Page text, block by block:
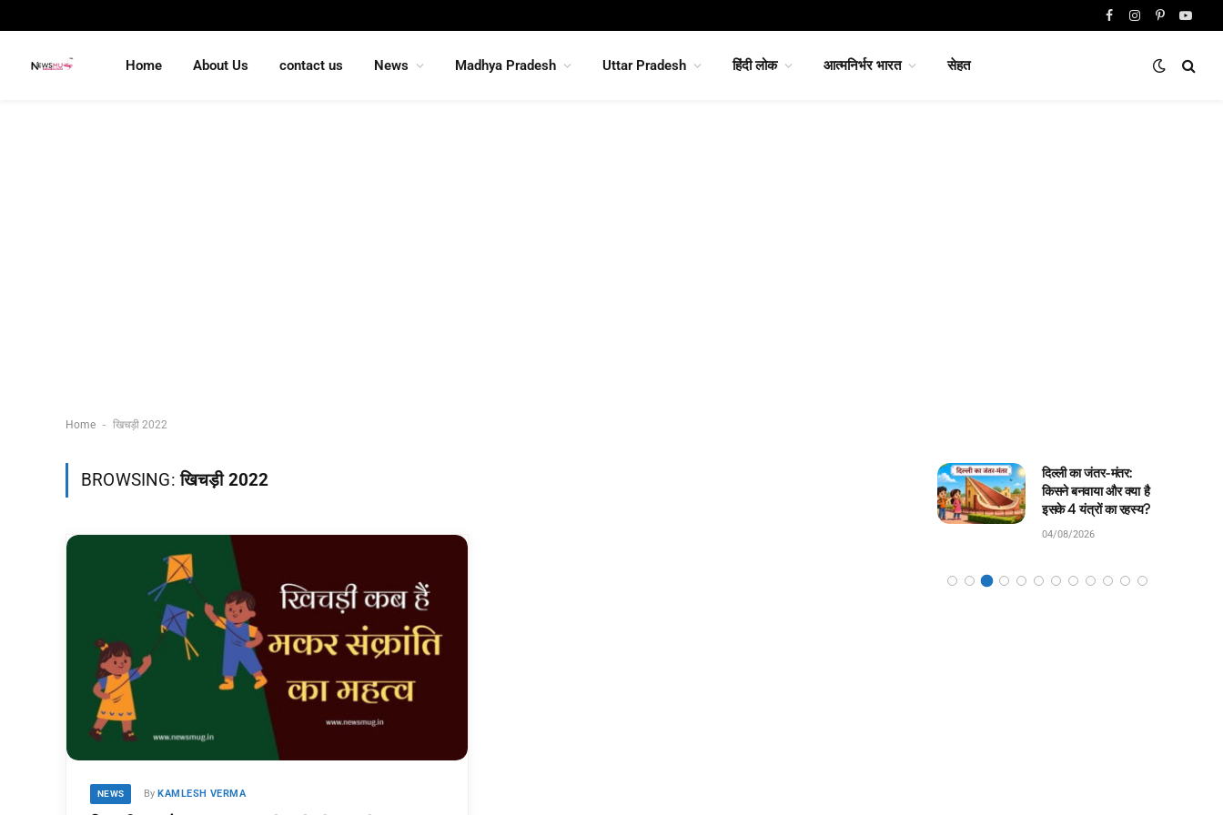
FacebookInstagram
Pinterest
Home About Us contact us News Madhya Pradesh Uttar Pradesh हिंदी लोक आत्मनिर्भर भारत सेहत
Home - खिचड़ी 2022
BROWSING:खिचड़ी 2022
NEWS By KAMLESH VERMA
नदी नाव संजोग का
दर्शन
घमंडी मोर और समझदार
चिड़िया: बच्चों के लिए सुंदर
जंगल कहानी!
04/08/2026